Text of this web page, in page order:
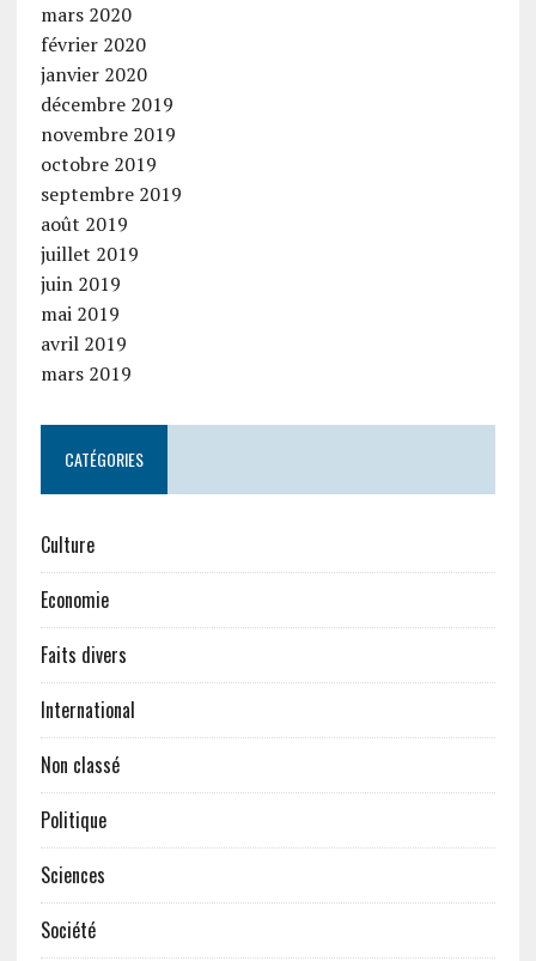
mars 2020
février 2020
janvier 2020
décembre 2019
novembre 2019
octobre 2019
septembre 2019
août 2019
juillet 2019
juin 2019
mai 2019
avril 2019
mars 2019
CATÉGORIES
Culture
Economie
Faits divers
International
Non classé
Politique
Sciences
Société